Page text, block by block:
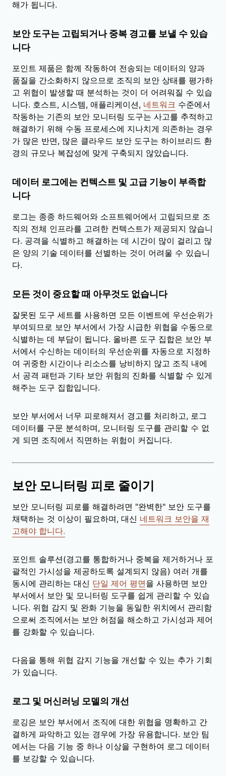
해가 됩니다.
보안 도구는 고립되거나 중복 경고를 보낼 수 있습
니다
포인트 제품은 함께 작동하여 전송되는 데이터의 양과
품질을 간소화하지 않으므로 조직의 보안 상태를 평가하
고 위협이 발생할 때 분석하는 것이 더 어려워질 수 있습
니다. 호스트, 시스템, 애플리케이션, 네트워크 수준에서
작동하는 기존의 보안 모니터링 도구는 사고를 추적하고
해결하기 위해 수동 프로세스에 지나치게 의존하는 경우
가 많은 반면, 많은 클라우드 보안 도구는 하이브리드 환
경의 규모나 복잡성에 맞게 구축되지 않았습니다.
데이터 로그에는 컨텍스트 및 고급 기능이 부족합
니다
로그는 종종 하드웨어와 소프트웨어에서 고립되므로 조
직의 전체 인프라를 고려한 컨텍스트가 제공되지 않습니
다. 공격을 식별하고 해결하는 데 시간이 많이 걸리고 많
은 양의 기술 데이터를 선별하는 것이 어려울 수 있습니
다.
모든 것이 중요할 때 아무것도 없습니다
잘못된 도구 세트를 사용하면 모든 이벤트에 우선순위가
부여되므로 보안 부서에서 가장 시급한 위협을 수동으로
식별하는 데 부담이 됩니다. 올바른 도구 집합은 보안 부
서에서 수신하는 데이터의 우선순위를 자동으로 지정하
여 귀중한 시간이나 리소스를 낭비하지 않고 조직 내에
서 공격 패턴과 기타 보안 위험의 진화를 식별할 수 있게
해주는 도구 집합입니다.
보안 부서에서 너무 피로해져서 경고를 처리하고, 로그
데이터를 구문 분석하며, 모니터링 도구를 관리할 수 없
게 되면 조직에서 직면하는 위험이 커집니다.
보안 모니터링 피로 줄이기
보안 모니터링 피로를 해결하려면 "완벽한" 보안 도구를
채택하는 것 이상이 필요하며, 대신 네트워크 보안을 재
고해야 합니다.
포인트 솔루션(경고를 통합하거나 중복을 제거하거나 포
괄적인 가시성을 제공하도록 설계되지 않음) 여러 개를
동시에 관리하는 대신 단일 제어 평면을 사용하면 보안
부서에서 보안 및 모니터링 도구를 쉽게 관리할 수 있습
니다. 위협 감지 및 완화 기능을 동일한 위치에서 관리함
으로써 조직에서는 보안 허점을 해소하고 가시성과 제어
를 강화할 수 있습니다.
다음을 통해 위협 감지 기능을 개선할 수 있는 추가 기회
가 있습니다.
로그 및 머신러닝 모델의 개선
로깅은 보안 부서에서 조직에 대한 위협을 명확하고 간
결하게 파악하고 있는 경우에 가장 유용합니다. 보안 팀
에서는 다음 기능 중 하나 이상을 구현하여 로그 데이터
를 보강할 수 있습니다.